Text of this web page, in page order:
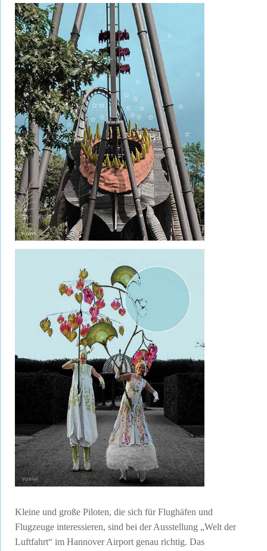
Kleine und große Piloten, die sich für Flughäfen und
Flugzeuge interessieren, sind bei der Ausstellung „Welt der
Luftfahrt“ im Hannover Airport genau richtig. Das